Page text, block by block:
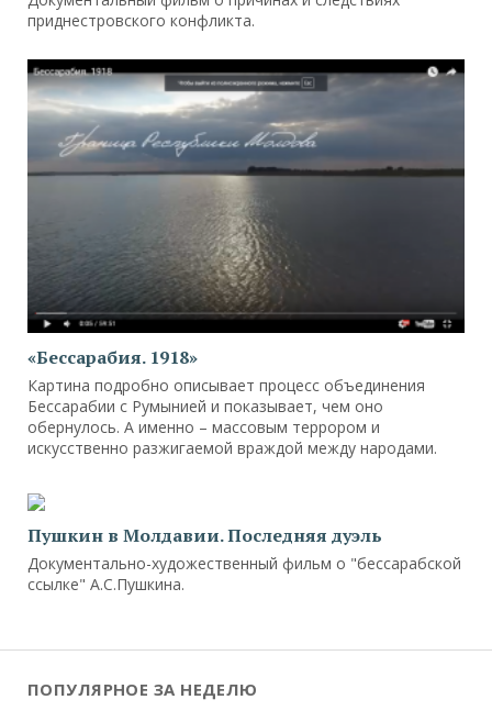
приднестровского конфликта.
«Бессарабия. 1918»
Картина подробно описывает процесс объединения
Бессарабии с Румынией и показывает, чем оно
обернулось. А именно – массовым террором и
искусственно разжигаемой враждой между народами.
Пушкин в Молдавии. Последняя дуэль
Документально-художественный фильм о "бессарабской
ссылке" А.С.Пушкина.
ПОПУЛЯРНОЕ ЗА НЕДЕЛЮ